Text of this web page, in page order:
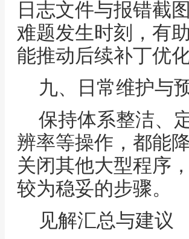
日志文件与报错截
难题发生时刻，有
能推动后续补丁优化
九、日常维护与
保持体系整洁、
辨率等操作，都能
关闭其他大型程序
较为稳妥的步骤。
见解汇总与建议